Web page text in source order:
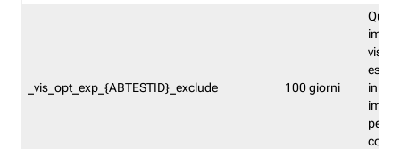
_vis_opt_exp_{ABTESTID}_exclude 100 giorni
in